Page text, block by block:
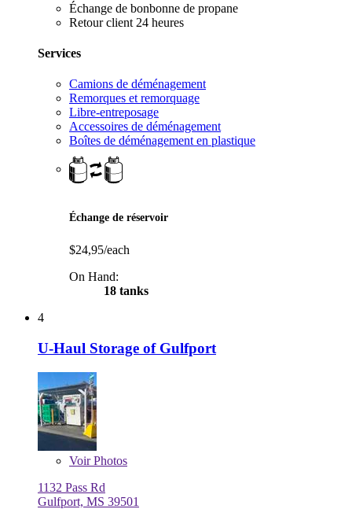
Échange de bonbonne de propane
Retour client 24 heures
Services
Camions de déménagement
Remorques et remorquage
Libre-entreposage
Accessoires de déménagement
Boîtes de déménagement en plastique
Échange de réservoir
$24,95/each
On Hand:
18 tanks
4
U-Haul Storage of Gulfport
VoirPhotos
1132 Pass Rd
Gulfport, MS 39501